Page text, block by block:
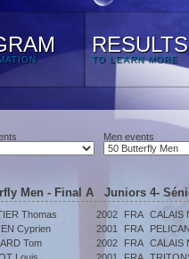
RESULTS
TO LEARN MORE
Men events
Men - Final A Juniors 4-
Thomas 2002 FRA CALAIS
Cyprien 2001 FRA
Tom 2002 FRA CALAIS